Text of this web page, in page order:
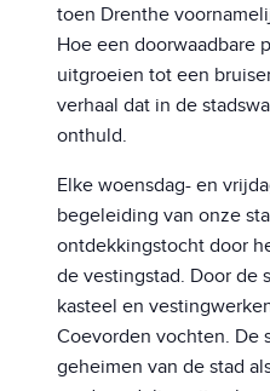
toen Drenthe
Hoe een doorwaadbare
uitgroeien tot een
verhaal dat in de
onthuld.
Elke woensdag- en
begeleiding van onze
ontdekkingstocht door
de vestingstad. Door de
kasteel en
Coevorden vochten. De
geheimen van de stad